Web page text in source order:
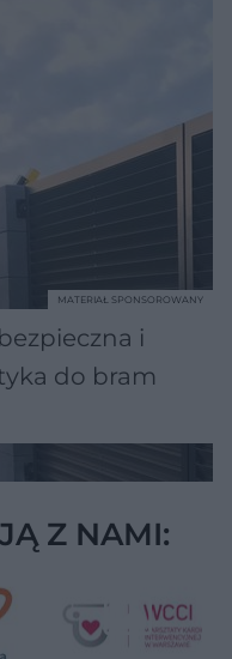
i
do bram
MATERIAŁ SPONSOROWANY
Z NAMI: